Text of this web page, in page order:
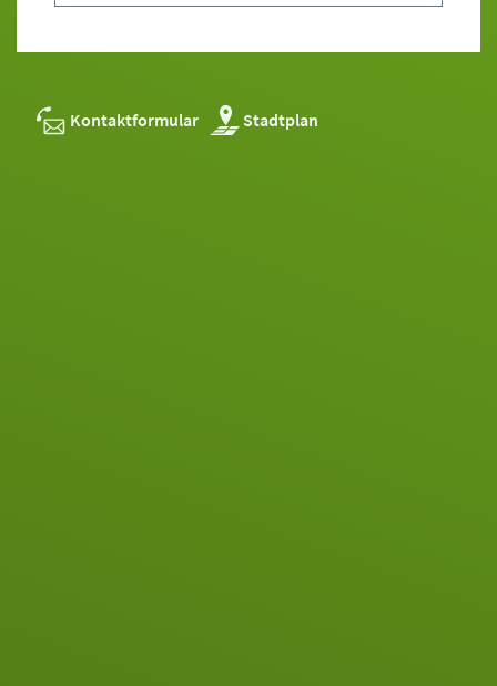
Kontaktformular Stadtplan